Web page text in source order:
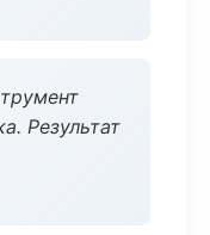
Результат